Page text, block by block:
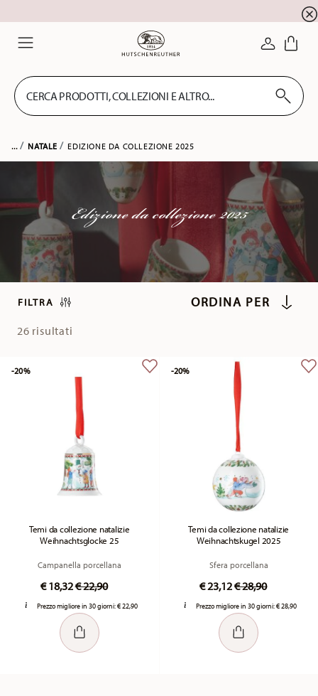
registrazione alla newsletter
ACCEDI
CERCA PRODOTTI, COLLEZIONI E ALTRO...
... NATALE EDIZIONE DA COLLEZIONE 2025
Edizione da collezione 2025
FILTRA
26 risultati
Temi da collezione natalizie
Weihnachtsglocke 25
Campanella porcellana
€ 18,32Price reduced from
€ 22,90to
Prezzo migliore in 30 giorni:€ 22,90
-20%
Temi da collezione natalizie
Weihnachtskugel 2025
Sfera porcellana
€ 23,12Price reduced
€ 28,90to
Prezzo migliore in 30 giorni:€ 28,90
-20%